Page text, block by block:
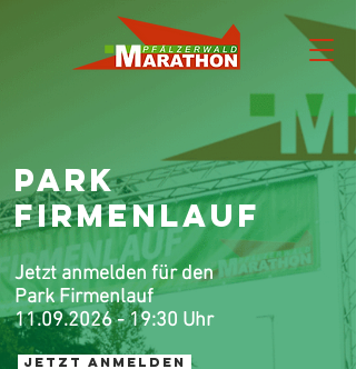
Park
FirmenlauF
Jetzt anmelden für den
Park Firmenlauf
11.09.2026 - 19:30 Uhr
Jetzt ANMELDEN